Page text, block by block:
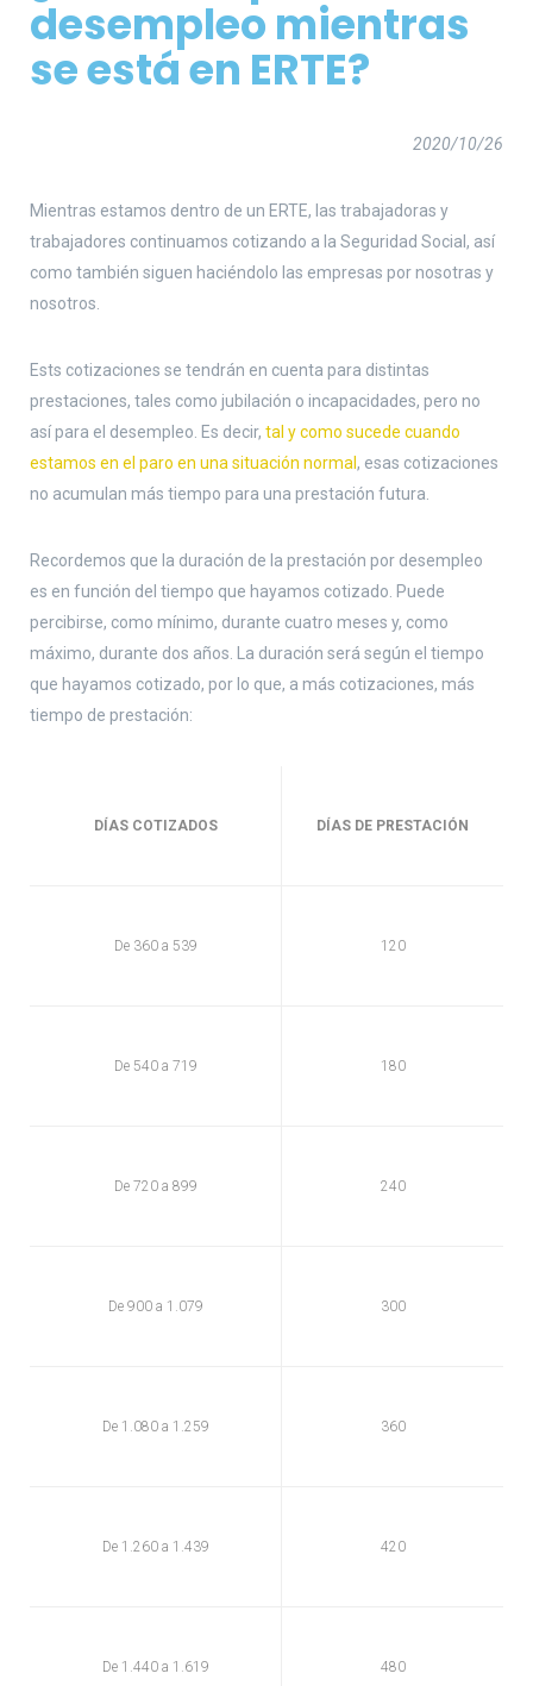
desempleo mientras
se está en ERTE?
2020/10/26
Mientras estamos dentro de un ERTE, las trabajadoras y
trabajadores continuamos cotizando a la Seguridad Social, así
como también siguen haciéndolo las empresas por nosotras y
nosotros.
Ests cotizaciones se tendrán en cuenta para distintas
prestaciones, tales como jubilación o incapacidades, pero no
así para el desempleo. Es decir, tal y como sucede cuando
estamos en el paro en una situación normal, esas cotizaciones
no acumulan más tiempo para una prestación futura.
Recordemos que la duración de la prestación por desempleo
es en función del tiempo que hayamos cotizado. Puede
percibirse, como mínimo, durante cuatro meses y, como
máximo, durante dos años. La duración será según el tiempo
que hayamos cotizado, por lo que, a más cotizaciones, más
tiempo de prestación:
DÍAS COTIZADOS DÍAS DE PRESTACIÓN
De 360 a 539 120
De 540 a 719 180
De 720 a 899 240
De 900 a 1.079 300
De 1.080 a 1.259 360
De 1.260 a 1.439 420
De 1.440 a 1.619 480